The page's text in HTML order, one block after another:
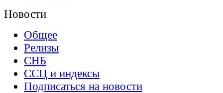
Новости
Общее
Релизы
СНБ
ССЦ и индексы
Подписаться на новости